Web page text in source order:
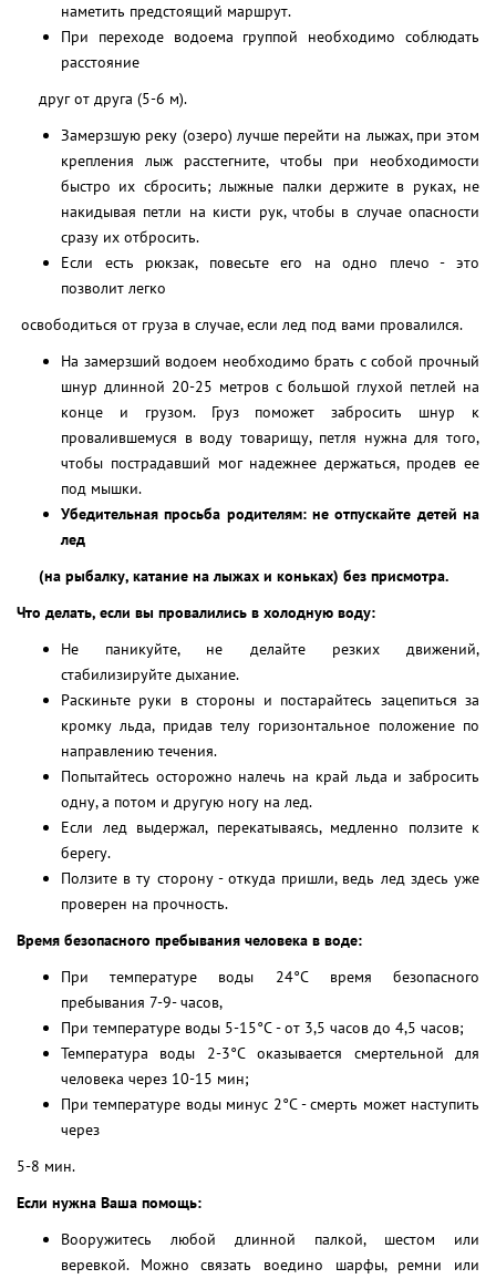
наметить предстоящий маршрут.
При переходе водоема группой необходимо соблюдать
расстояние
друг от друга (5-6 м).
Замерзшую реку (озеро) лучше перейти на лыжах, при этом
крепления лыж расстегните, чтобы при необходимости
быстро их сбросить; лыжные палки держите в руках, не
накидывая петли на кисти рук, чтобы в случае опасности
сразу их отбросить.
Если есть рюкзак, повесьте его на одно плечо - это
позволит легко
освободиться от груза в случае, если лед под вами провалился.
На замерзший водоем необходимо брать с собой прочный
шнур длинной 20-25 метров с большой глухой петлей на
конце и грузом. Груз поможет забросить шнур к
провалившемуся в воду товарищу, петля нужна для того,
чтобы пострадавший мог надежнее держаться, продев ее
под мышки.
Убедительная просьба родителям: не отпускайте детей на
лед
(на рыбалку, катание на лыжах и коньках) без присмотра.
Что делать, если вы провалились в холодную воду:
Не паникуйте, не делайте резких движений,
стабилизируйте дыхание.
Раскиньте руки в стороны и постарайтесь зацепиться за
кромку льда, придав телу горизонтальное положение по
направлению течения.
Попытайтесь осторожно налечь на край льда и забросить
одну, а потом и другую ногу на лед.
Если лед выдержал, перекатываясь, медленно ползите к
берегу.
Ползите в ту сторону - откуда пришли, ведь лед здесь уже
проверен на прочность.
Время безопасного пребывания человека в воде:
При температуре воды 24°С время безопасного
пребывания 7-9- часов,
При температуре воды 5-15°С - от 3,5 часов до 4,5 часов;
Температура воды 2-3°С оказывается смертельной для
человека через 10-15 мин;
При температуре воды минус 2°С - смерть может наступить
через
5-8 мин.
Если нужна Ваша помощь:
Вооружитесь любой длинной палкой, шестом или
веревкой. Можно связать воедино шарфы, ремни или